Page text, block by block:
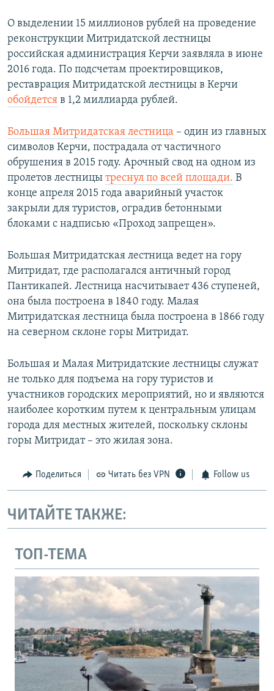
О выделении 15 миллионов рублей на проведение
реконструкции Митридатской лестницы
российская администрация Керчи заявляла в июне
2016 года. По подсчетам проектировщиков,
реставрация Митридатской лестницы в Керчи
обойдется в 1,2 миллиарда рублей.
Большая Митридатская лестница – один из главных
символов Керчи, пострадала от частичного
обрушения в 2015 году. Арочный свод на одном из
пролетов лестницы треснул по всей площади. В
конце апреля 2015 года аварийный участок
закрыли для туристов, оградив бетонными
блоками с надписью «Проход запрещен».
Большая Митридатская лестница ведет на гору
Митридат, где располагался античный город
Пантикапей. Лестница насчитывает 436 ступеней,
она была построена в 1840 году. Малая
Митридатская лестница была построена в 1866 году
на северном склоне горы Митридат.
Большая и Малая Митридатские лестницы служат
не только для подъема на гору туристов и
участников городских мероприятий, но и являются
наиболее коротким путем к центральным улицам
города для местных жителей, поскольку склоны
горы Митридат – это жилая зона.
Поделиться Читать без VPN Follow us
ЧИТАЙТЕ ТАКЖЕ:
ТОП-ТЕМА